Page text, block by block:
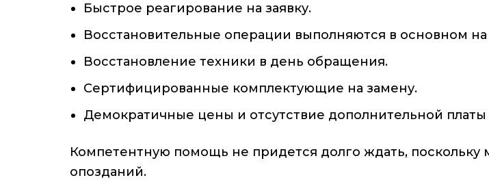
Быстрое реагирование на заявку.
Восстановительные операции выполняются в основном на
Восстановление техники в день обращения.
Сертифицированные комплектующие на замену.
Демократичные цены и отсутствие дополнительной платы
Компетентную помощь не придется долго ждать, поскольку
опозданий.